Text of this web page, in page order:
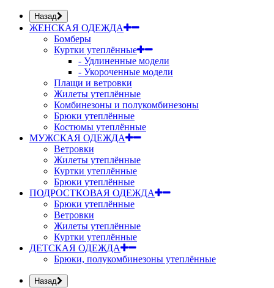
Назад
ЖЕНСКАЯ ОДЕЖДА
Бомберы
Куртки утеплённые
- Удлиненные модели
- Укороченные модели
Плащи и ветровки
Жилеты утеплённые
Комбинезоны и полукомбинезоны
Брюки утеплённые
Костюмы утеплённые
МУЖСКАЯ ОДЕЖДА
Ветровки
Жилеты утеплённые
Куртки утеплённые
Брюки утеплённые
ПОДРОСТКОВАЯ ОДЕЖДА
Брюки утеплённые
Ветровки
Жилеты утеплённые
Куртки утеплённые
ДЕТСКАЯ ОДЕЖДА
Брюки, полукомбинезоны утеплённые
Назад